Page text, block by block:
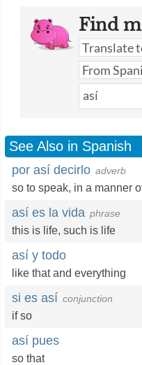
Find
See Also in Spanish
por así decirlo adverb
so to speak, in a manner
así es la vida phrase
this is life, such is life
así y todo
like that and everything
si es así conjunction
if so
así pues
so that